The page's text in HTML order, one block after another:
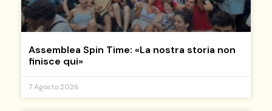
Assemblea Spin Time: «La nostra storia non
finisce qui»
7 Agosto 2026